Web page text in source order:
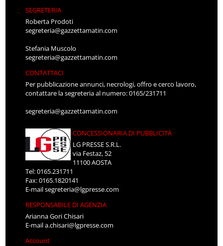
SEGRETERIA
Roberta Prodoti
segreteria@gazzettamatin.com
Stefania Muscolo
segreteria@gazzettamatin.com
CONTATTACI
Per pubblicazione annunci, necrologi, offro e cerco lavoro,
contattare la segreteria al numero: 0165/231711
segreteria@gazzettamatin.com
CONCESSIONARIA DI PUBBLICITÀ
LG PRESSE S.R.L.
via Festaz, 52
11100 AOSTA
Tel: 0165.231711
Fax: 0165.1820141
E-mailsegreteria@lgpresse.com
RESPONSABILE DI AGENZIA
Arianna Gori Chisari
E-maila.chisari@lgpresse.com
Account